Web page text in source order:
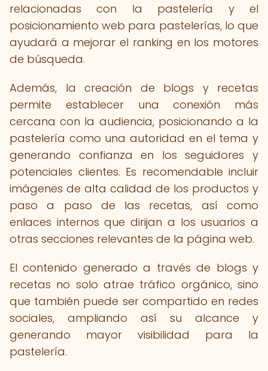
relacionadas con la pastelería y el
posicionamiento web para pastelerías, lo que
ayudará a mejorar el ranking en los motores
de búsqueda.
Además, la creación de blogs y recetas
permite establecer una conexión más
cercana con la audiencia, posicionando a la
pastelería como una autoridad en el tema y
generando confianza en los seguidores y
potenciales clientes. Es recomendable incluir
imágenes de alta calidad de los productos y
paso a paso de las recetas, así como
enlaces internos que dirijan a los usuarios a
otras secciones relevantes de la página web.
El contenido generado a través de blogs y
recetas no solo atrae tráfico orgánico, sino
que también puede ser compartido en redes
sociales, ampliando así su alcance y
generando mayor visibilidad para la
pastelería.